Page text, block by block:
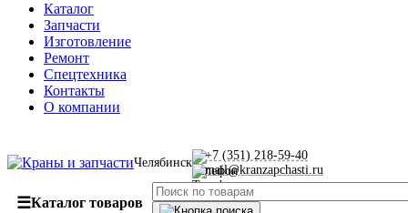
Каталог
Запчасти
Изготовление
Ремонт
Спецтехника
Контакты
О компании
Челябинск
+7 (351) 218-59-40
mail@kranzapchasti.ru
☰Каталог товаров